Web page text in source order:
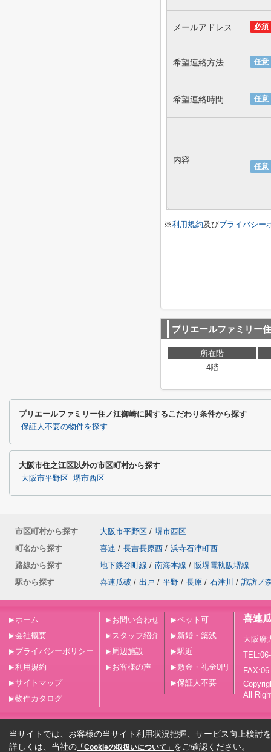
必須
メールアドレス
任意
希望連絡方法
任意
希望連絡時間
任意
内容
※利用規約及びプライバシー
プリエールファミリー
所在階
4階
プリエールファミリー住ノ江御崎に関するこだわり条件から探す
保証人不要の物件を探す
大阪市住之江区以外の市区町村から探す
大阪市平野区 堺市西区
市区町村から探す 大阪市平野区 / 堺市西区
町名から探す
喜連 / 長吉長原西 / 浜寺石津町西
路線から探す
地下鉄谷町線 / 南海本線 / 阪堺電軌阪堺線
駅から探す
喜連瓜破 / 出戸 / 平野 / 長原 / 石津川 / 諏訪ノ
ホーム
会社概要
プライバシーポリシー
利用規約
サイトマップ
物件カタログ
お問い合わせ
スタッフ紹介
周辺施設
お客様の声
ペット可
新婚・築浅
駅近
敷金・礼金0円
保証人不要
喜連
大阪府
All
当サイトでは、お客様の当サイト利用状況把握、サービス向上検討
詳しくは、当社の 「Cookieの取扱いについて」 をご確認ください。